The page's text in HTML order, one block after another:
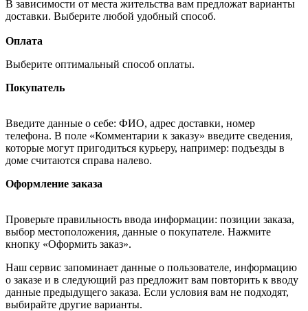
В зависимости от места жительства вам предложат варианты
доставки. Выберите любой удобный способ.
Оплата
Выберите оптимальный способ оплаты.
Покупатель
Введите данные о себе: ФИО, адрес доставки, номер
телефона. В поле «Комментарии к заказу» введите сведения,
которые могут пригодиться курьеру, например: подъезды в
доме считаются справа налево.
Оформление заказа
Проверьте правильность ввода информации: позиции заказа,
выбор местоположения, данные о покупателе. Нажмите
кнопку «Оформить заказ».
Наш сервис запоминает данные о пользователе, информацию
о заказе и в следующий раз предложит вам повторить к вводу
данные предыдущего заказа. Если условия вам не подходят,
выбирайте другие варианты.